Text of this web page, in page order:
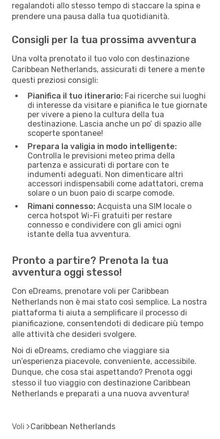
regalandoti allo stesso tempo di staccare la spina e
prendere una pausa dalla tua quotidianità.
Consigli per la tua prossima avventura
Una volta prenotato il tuo volo con destinazione
Caribbean Netherlands, assicurati di tenere a mente
questi preziosi consigli:
Pianifica il tuo itinerario: Fai ricerche sui luoghi
di interesse da visitare e pianifica le tue giornate
per vivere a pieno la cultura della tua
destinazione. Lascia anche un po’ di spazio alle
scoperte spontanee!
Prepara la valigia in modo intelligente:
Controlla le previsioni meteo prima della
partenza e assicurati di portare con te
indumenti adeguati. Non dimenticare altri
accessori indispensabili come adattatori, crema
solare o un buon paio di scarpe comode.
Rimani connesso: Acquista una SIM locale o
cerca hotspot Wi-Fi gratuiti per restare
connesso e condividere con gli amici ogni
istante della tua avventura.
Pronto a partire? Prenota la tua
avventura oggi stesso!
Con eDreams, prenotare voli per Caribbean
Netherlands non è mai stato così semplice. La nostra
piattaforma ti aiuta a semplificare il processo di
pianificazione, consentendoti di dedicare più tempo
alle attività che desideri svolgere.
Noi di eDreams, crediamo che viaggiare sia
un’esperienza piacevole, conveniente, accessibile.
Dunque, che cosa stai aspettando? Prenota oggi
stesso il tuo viaggio con destinazione Caribbean
Netherlands e preparati a una nuova avventura!
Voli Caribbean Netherlands